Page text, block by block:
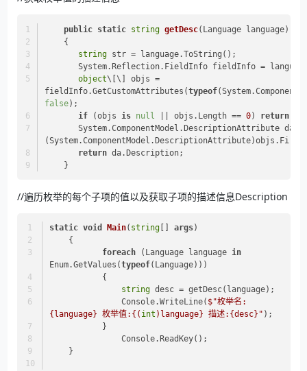
public static string getDesc( Language language)
    {
string str = language.ToString();
System.Reflection.FieldInfo fieldInfo =
object\[\] objs =
fieldInfo.GetCustomAttributes(typeof
false);
if (objs is null || objs.Length == 0) return
return da.Description;
    }
//遍历枚举的每个子项的值以及获取子项的描述信息Description
static void Main( string[] args)
    {
foreach (Language language in
Enum.GetValues(typeof(Language)))
           {
string desc = getDesc(language);
               Console.WriteLine(
$"枚举名:
{language} 枚举值: {( int )language} 描述: {desc} " );
           }
               Console.ReadKey();
    }